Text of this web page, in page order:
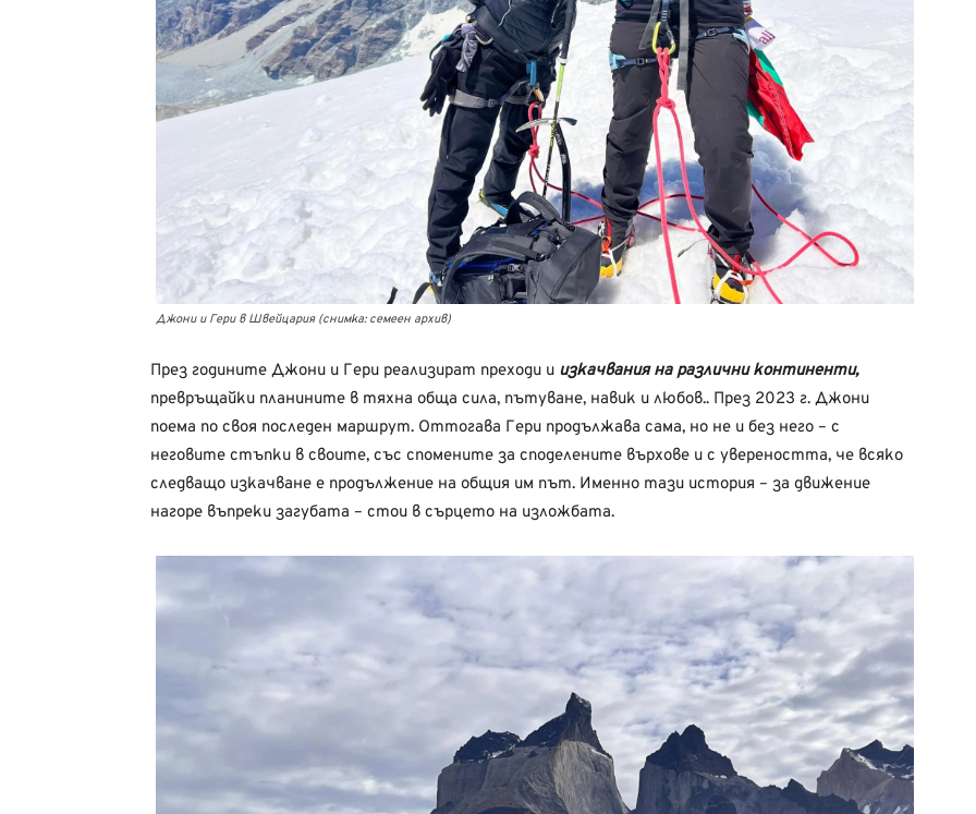
Джони и Гери в Швейцария (снимка: семеен архив)
През годините Джони и Гери реализират преходи и изкачвания на различни континенти,
превръщайки планините в тяхна обща сила, пътуване, навик и любов.. През 2023 г. Джони
поема по своя последен маршрут. Оттогава Гери продължава сама, но не и без него – с
неговите стъпки в своите, със спомените за споделените върхове и с увереността, че всяко
следващо изкачване е продължение на общия им път. Именно тази история – за движение
нагоре въпреки загубата – стои в сърцето на изложбата.